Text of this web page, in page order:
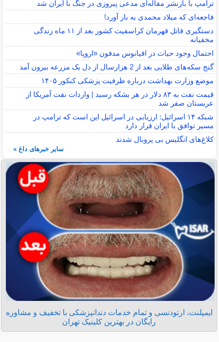
ترامپ با بازنشر مقاله‌ای مدعی پیروزی در جنگ با ایران شد
فاجعه‌ای که میلاد محمدی به بار آورد!
دستگیری قاتل قهرمان کراسفیت کشور بعد از ۱۱ ماه زندگی
مخفیانه
احتمال وجود حیات در اقیانوس مدفون «اروپا»
گنج سکه‌های طلایی بعد از 2 هزارسال از دل یک مزرعه بیرون آمد
موضع وزارت بهداشت درباره ظرفیت پزشکی کنکور ۱۴۰۵
قیمت نفت به ۸۳ دلار در هر بشکه رسید | واردات نفت آمریکا از
عربستان صفر شد
شبکه ۱۴ اسرائیل: ارزیابی در اسرائیل این است که ترامپ در
مسیر توافق با ایران قرار دارد
کلاغ‌های انگلیس بی پروبال شدند
سایر خبرهای داغ »
ایمپلنت، ارتودنسی و تمام خدمات دندانپزشکی با تخفیف و مشاوره
رایگان در بهترین کلینیک تهران